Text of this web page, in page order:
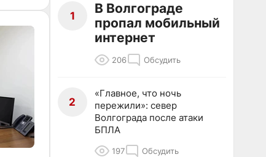
1
В Волгограде
пропал мобильный
интернет
206 Обсудить
2
«Главное, что ночь
пережили»: север
Волгограда после атаки
БПЛА
197 Обсудить